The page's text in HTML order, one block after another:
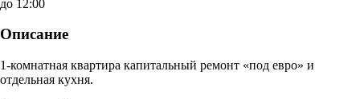
до 12:00
Описание
1-комнатная квартира капитальный ремонт «под евро» и
отдельная кухня.